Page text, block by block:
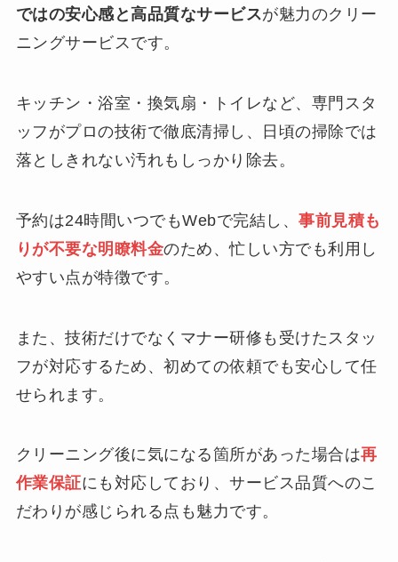
ではの安心感と高品質なサービスが魅力のクリー
ニングサービスです。
キッチン・浴室・換気扇・トイレなど、専門スタ
ッフがプロの技術で徹底清掃し、日頃の掃除では
落としきれない汚れもしっかり除去。
予約は24時間いつでもWebで完結し、事前見積も
りが不要な明瞭料金のため、忙しい方でも利用し
やすい点が特徴です。
また、技術だけでなくマナー研修も受けたスタッ
フが対応するため、初めての依頼でも安心して任
せられます。
クリーニング後に気になる箇所があった場合は再
作業保証にも対応しており、サービス品質へのこ
だわりが感じられる点も魅力です。